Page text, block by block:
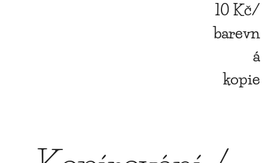
10 Kč/
barevn
á
kopie